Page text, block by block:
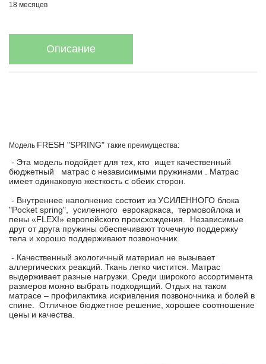
18 месяцев
Описание
Модель FRESH "SPRING" такие преимущества:
- Эта модель подойдет для тех, кто ищет качественный
бюджетный матрас с независимыми пружинами . Матрас
имеет одинаковую жесткость с обеих сторон.
- Внутреннее наполнение состоит из УСИЛЕННОГО блока
"Pocket spring", усиленного еврокаркаса, термовойлока и
пены «FLEXI» европейского происхождения. Независимые
друг от друга пружины обеспечивают точечную поддержку
тела и хорошо поддерживают позвоночник.
- Качественный экологичный материал не вызывает
аллергических реакций. Ткань легко чистится. Матрас
выдерживает разные нагрузки. Среди широкого ассортимента
размеров можно выбрать подходящий. Отдых на таком
матрасе – профилактика искривления позвоночника и болей в
спине. Отличное бюджетное решение, хорошее соотношение
цены и качества.